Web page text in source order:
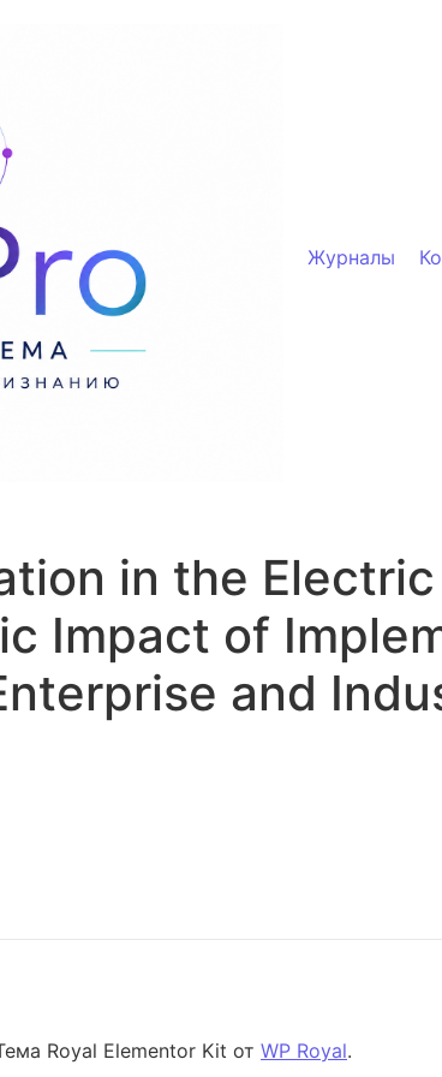
Журналы
in the
Impact of
and
Transformation in the Electric Power
Royal Elementor Kit от WP Royal.